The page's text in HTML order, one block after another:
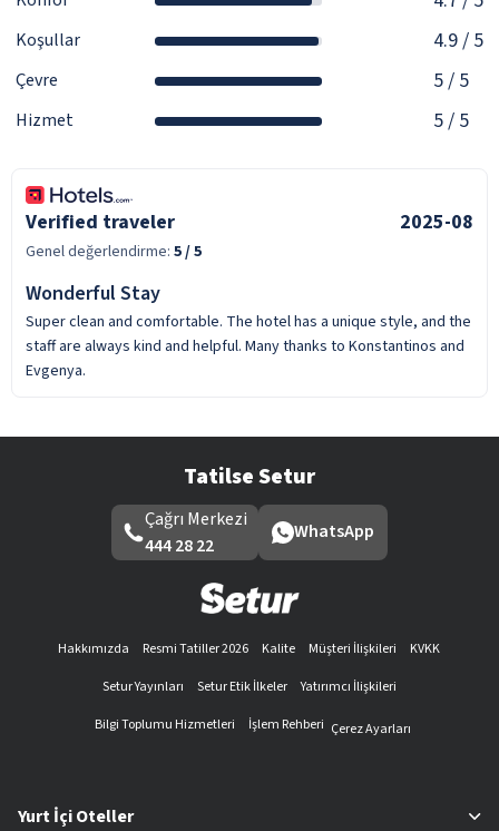
Koşullar 4.9/ 5
Çevre 5/ 5
Hizmet 5/ 5
Verified traveler 2025-08
Genel değerlendirme: 5/ 5
Wonderful Stay
Super clean and comfortable. The hotel has a unique style, and the
staff are always kind and helpful. Many thanks to Konstantinos and
Evgenya.
Tatilse Setur
Çağrı Merkezi
444 28 22
WhatsApp
Hakkımızda Resmi Tatiller 2026 Kalite Müşteri İlişkileri
KVKK
Setur Yayınları
Setur Etik İlkeler
Yatırımcı İlişkileri
Bilgi Toplumu Hizmetleri
İşlem Rehberi Çerez Ayarları
Yurt İçi Oteller